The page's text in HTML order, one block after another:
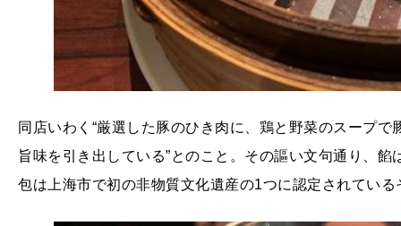
同店いわく“厳選した豚のひき肉に、鶏と野菜のスープ
旨味を引き出している”とのこと。その謳い文句通り、
包は上海市で初の非物質文化遺産の1つに認定されている